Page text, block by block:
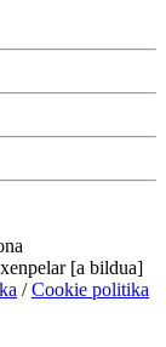
[a bildua]
/Cookie politika